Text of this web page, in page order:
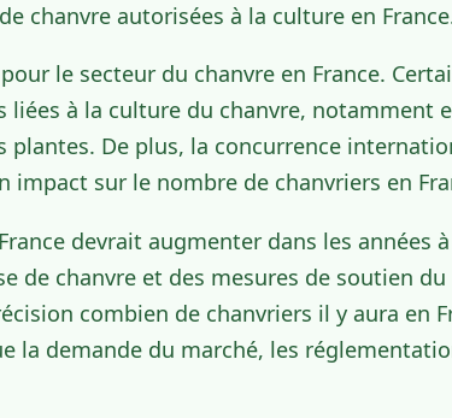
chanvre autorisées à la culture en
le secteur du chanvre en France.
à la culture du chanvre, notamment
De plus, la concurrence
sur le nombre de chanvriers en
devrait augmenter dans les années
de chanvre et des mesures de soutien
combien de chanvriers il y aura en
la demande du marché, les